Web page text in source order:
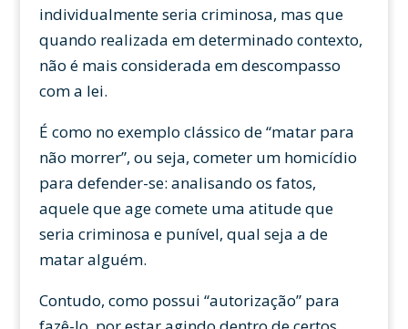
individualmente seria criminosa, mas que
quando realizada em determinado contexto,
não é mais considerada em descompasso
com a lei.
É como no exemplo clássico de “matar para
não morrer”, ou seja, cometer um homicídio
para defender-se: analisando os fatos,
aquele que age comete uma atitude que
seria criminosa e punível, qual seja a de
matar alguém.
Contudo, como possui “autorização” para